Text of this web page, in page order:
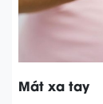
Mát xa tay